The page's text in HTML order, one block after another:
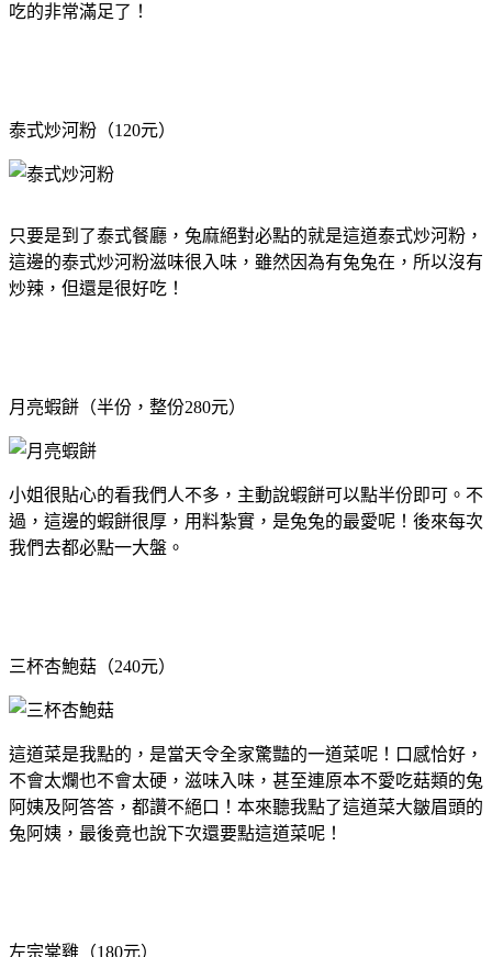
吃的非常滿足了！
泰式炒河粉（120元）
只要是到了泰式餐廳，兔麻絕對必點的就是這道泰式炒河粉，
這邊的泰式炒河粉滋味很入味，雖然因為有兔兔在，所以沒有
炒辣，但還是很好吃！
月亮蝦餅（半份，整份280元）
小姐很貼心的看我們人不多，主動說蝦餅可以點半份即可。不
過，這邊的蝦餅很厚，用料紮實，是兔兔的最愛呢！後來每次
我們去都必點一大盤。
三杯杏鮑菇（240元）
這道菜是我點的，是當天令全家驚豔的一道菜呢！口感恰好，
不會太爛也不會太硬，滋味入味，甚至連原本不愛吃菇類的兔
阿姨及阿答答，都讚不絕口！本來聽我點了這道菜大皺眉頭的
兔阿姨，最後竟也說下次還要點這道菜呢！
左宗棠雞（180元）